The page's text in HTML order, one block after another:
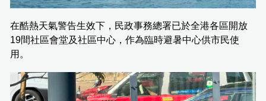
在酷熱天氣警告生效下，民政事務總署已於全港各區開放
19間社區會堂及社區中心，作為臨時避暑中心供市民使
用。